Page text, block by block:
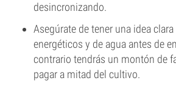
desincronizando.
Asegúrate de tener una idea
energéticos y de agua antes de
contrario tendrás un montón de
pagar a mitad del cultivo.